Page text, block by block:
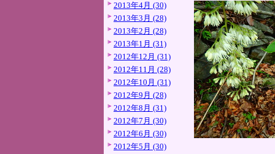
2013年4月 (30)
2013年3月 (28)
2013年2月 (28)
2013年1月 (31)
2012年12月 (31)
2012年11月 (28)
2012年10月 (31)
2012年9月 (28)
2012年8月 (31)
2012年7月 (30)
2012年6月 (30)
2012年5月 (30)